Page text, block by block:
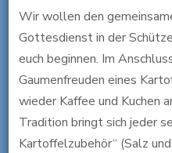
Wir wollen den
Gottesdienst in der
euch beginnen. Im
Gaumenfreuden eines
wieder Kaffee und Kuchen
Tradition bringt sich jeder
Kartoffelzubehör“ (Salz